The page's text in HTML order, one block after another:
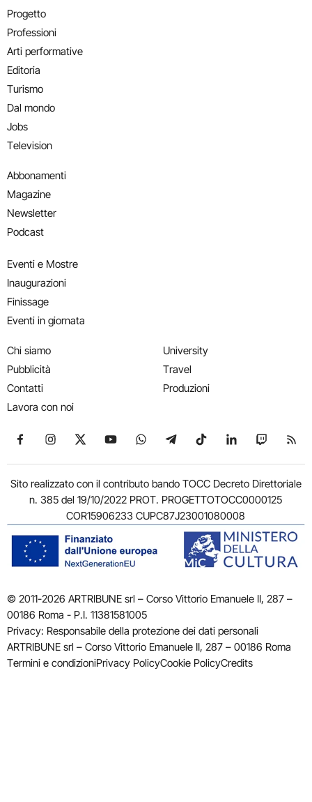
Progetto
Professioni
Arti performative
Editoria
Turismo
Dal mondo
Jobs
Television
Abbonamenti
Magazine
Newsletter
Podcast
Eventi e Mostre
Inaugurazioni
Finissage
Eventi in giornata
Chi siamo
Pubblicità
Contatti
Lavora con noi
University
Travel
Produzioni
Seguici su Facebook
Seguici su Instagram
Seguici su X
Seguici su YouTube
Seguici su WhatsApp
Seguici su Telegram
Seguici su TikTok
Seguici su
Seguici
Sito realizzato con il contributo bando TOCC Decreto Direttoriale
n. 385 del 19/10/2022 PROT. PROGETTOTOCC0000125
COR15906233 CUPC87J23001080008
© 2011-2026 ARTRIBUNE srl – Corso Vittorio Emanuele II, 287 –
00186 Roma - P.I. 11381581005
Privacy: Responsabile della protezione dei dati personali
ARTRIBUNE srl – Corso Vittorio Emanuele II, 287 – 00186 Roma
Termini e condizioniPrivacy PolicyCookie PolicyCredits